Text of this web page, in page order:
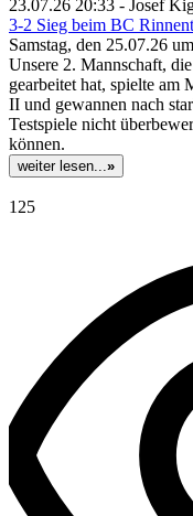
23.07.26 20:33 - Josef
3-2 Sieg beim BC
Samstag, den 25.07.26
Unsere 2. Mannschaft,
gearbeitet hat, spielte
II und gewannen nach
Testspiele nicht
können.
weiter lesen...»
125